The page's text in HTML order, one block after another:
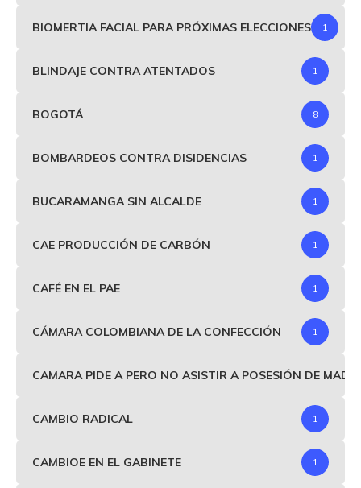
BIOMERTIA FACIAL PARA PRÓXIMAS ELECCIONES 1
BLINDAJE CONTRA ATENTADOS 1
BOGOTÁ 8
BOMBARDEOS CONTRA DISIDENCIAS 1
BUCARAMANGA SIN ALCALDE 1
CAE PRODUCCIÓN DE CARBÓN 1
CAFÉ EN EL PAE 1
CÁMARA COLOMBIANA DE LA CONFECCIÓN 1
CAMARA PIDE A PERO NO ASISTIR A POSESIÓN DE
CAMBIO RADICAL 1
CAMBIOE EN EL GABINETE 1